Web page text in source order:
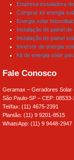
Empresa instaladora
Comprar kit energia
Energia solar
Instalação de painel de
Instalação de painel
Inversor de energia
Kit de energia solar
Fale Conosco
Geramax – Geradores Solar
São Paulo-SP – CEP: 08533-
Tel/fax: (11) 4675-2391
Plantão: (11) 9 9201-8515
WhatsApp: (11) 9 9448-2947